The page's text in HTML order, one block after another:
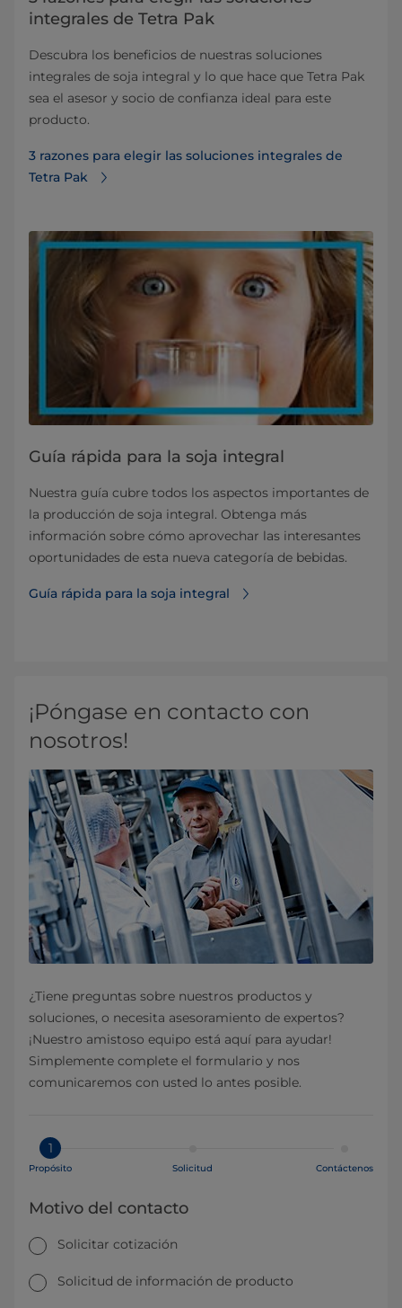
integrales de Tetra Pak
Descubra los beneficios de nuestras soluciones
integrales de soja integral y lo que hace que Tetra Pak
sea el asesor y socio de confianza ideal para este
producto.
3 razones para elegir las soluciones integrales de
Tetra Pak
Guía rápida para la soja integral
Nuestra guía cubre todos los aspectos importantes de
la producción de soja integral. Obtenga más
información sobre cómo aprovechar las interesantes
oportunidades de esta nueva categoría de bebidas.
Guía rápida para la soja integral
¡Póngase en contacto con
nosotros!
¿Tiene preguntas sobre nuestros productos y
soluciones, o necesita asesoramiento de expertos?
¡Nuestro amistoso equipo está aquí para ayudar!
Simplemente complete el formulario y nos
comunicaremos con usted lo antes posible.
1
Propósito Solicitud Contáctenos
Motivo del contacto
Solicitar cotización
Solicitud de información de producto